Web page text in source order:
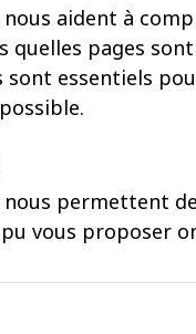
le prince Jean et
Parodi
de Orleans
nous aident à
quelles pages
sont essentiels
nous permettent
pu vous proposer